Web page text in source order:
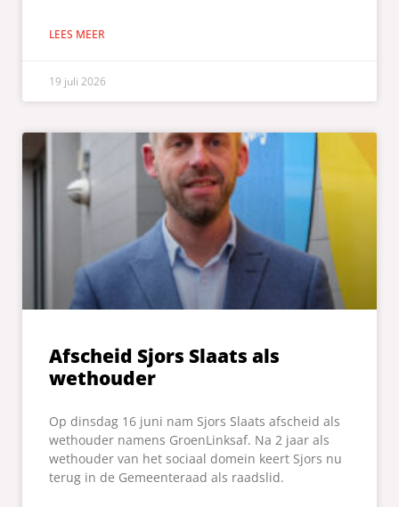
LEES MEER
19 juli 2026
Afscheid Sjors Slaats als
wethouder
Op dinsdag 16 juni nam Sjors Slaats afscheid als
wethouder namens GroenLinksaf. Na 2 jaar als
wethouder van het sociaal domein keert Sjors nu
terug in de Gemeenteraad als raadslid.